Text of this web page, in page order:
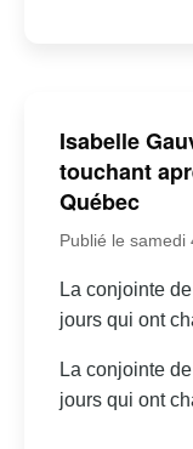
Isabelle
touchant
Québec
Publié le samedi
La conjointe
jours qui ont
La conjointe
jours qui ont